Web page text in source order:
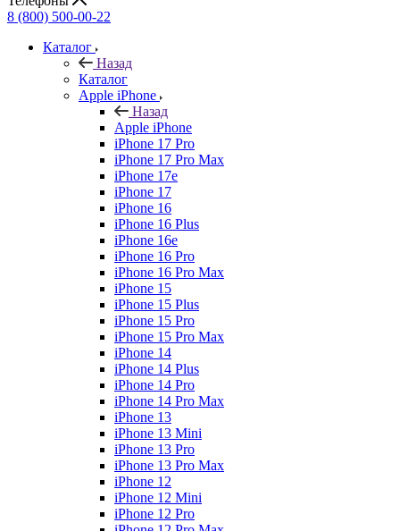
8 (800) 500-00-22
Каталог
Назад
Каталог
Apple iPhone
Назад
Apple iPhone
iPhone 17 Pro
iPhone 17 Pro Max
iPhone 17e
iPhone 17
iPhone 16
iPhone 16 Plus
iPhone 16e
iPhone 16 Pro
iPhone 16 Pro Max
iPhone 15
iPhone 15 Plus
iPhone 15 Pro
iPhone 15 Pro Max
iPhone 14
iPhone 14 Plus
iPhone 14 Pro
iPhone 14 Pro Max
iPhone 13
iPhone 13 Mini
iPhone 13 Pro
iPhone 13 Pro Max
iPhone 12
iPhone 12 Mini
iPhone 12 Pro